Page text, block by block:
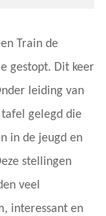
Train de
gestopt. Dit keer
leiding van
tafel gelegd die
in de jeugd en
stellingen
veel
interessant en